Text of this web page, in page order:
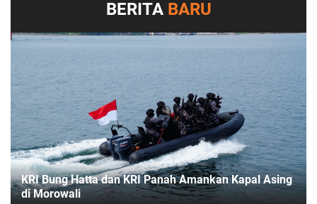
BERITA BARU
KRI Bung Hatta dan KRI Panah Amankan Kapal Asing
di Morowali